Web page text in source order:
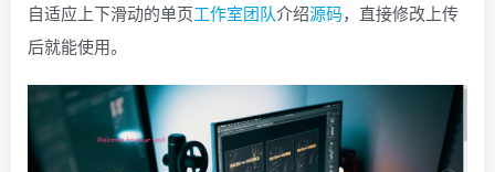
自适应上下滑动的单页工作室团队介绍源码，直接修改上传
后就能使用。用户名或邮箱
登录密码
记住登录 找回密码|免密登录